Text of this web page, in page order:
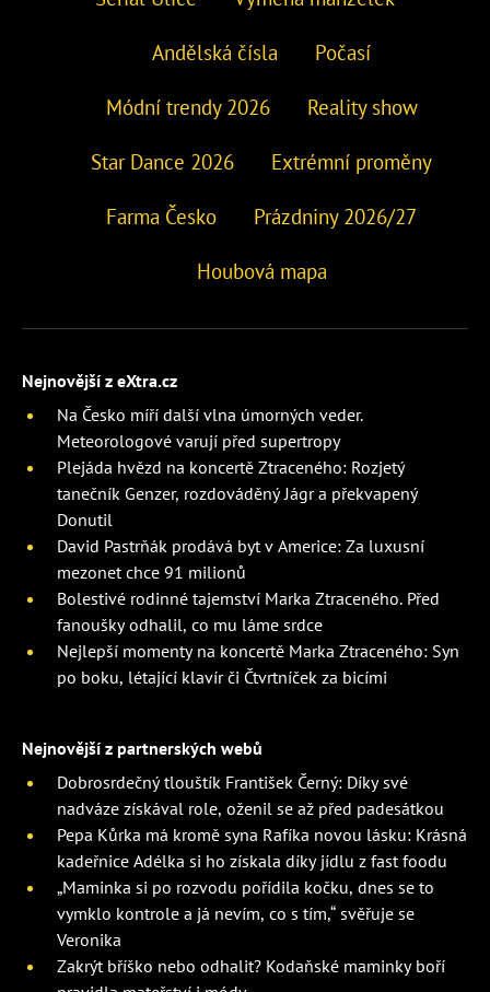
Andělská čísla Počasí
Módní trendy 2026 Reality show
Star Dance 2026 Extrémní proměny
Farma Česko Prázdniny 2026/27
Houbová mapa
Nejnovější z eXtra.cz
Na Česko míří další vlna úmorných veder.
Meteorologové varují před supertropy
Plejáda hvězd na koncertě Ztraceného: Rozjetý
tanečník Genzer, rozdováděný Jágr a překvapený
Donutil
David Pastrňák prodává byt v Americe: Za luxusní
mezonet chce 91 milionů
Bolestivé rodinné tajemství Marka Ztraceného. Před
fanoušky odhalil, co mu láme srdce
Nejlepší momenty na koncertě Marka Ztraceného: Syn
po boku, létající klavír či Čtvrtníček za bicími
Nejnovější z partnerských webů
Dobrosrdečný tlouštík František Černý: Díky své
nadváze získával role, oženil se až před padesátkou
Pepa Kůrka má kromě syna Rafíka novou lásku: Krásná
kadeřnice Adélka si ho získala díky jídlu z fast foodu
„Maminka si po rozvodu pořídila kočku, dnes se to
vymklo kontrole a já nevím, co s tím,“ svěřuje se
Veronika
Zakrýt bříško nebo odhalit? Kodaňské maminky boří